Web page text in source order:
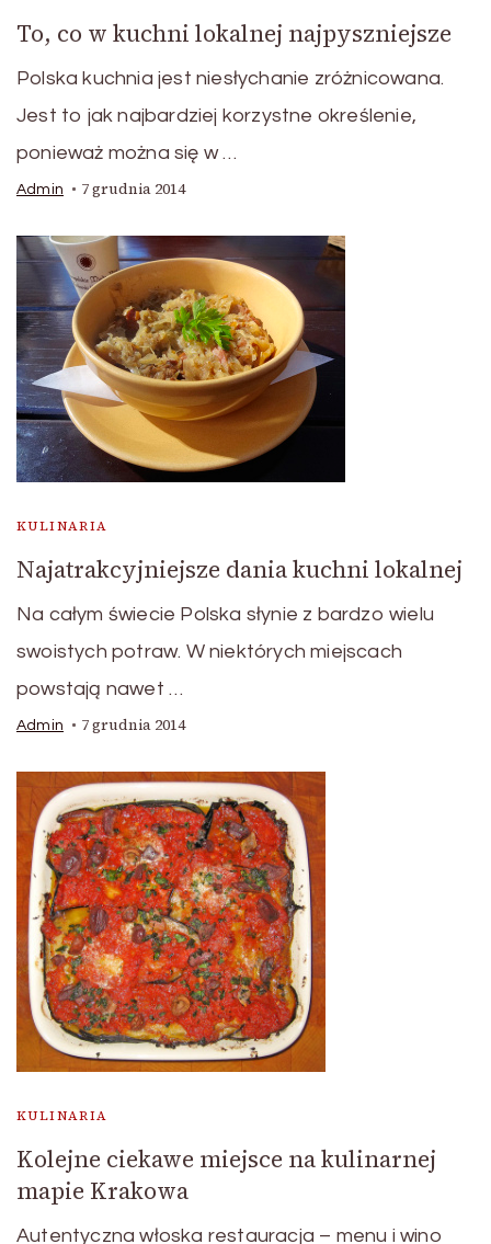
To, co w kuchni lokalnej najpyszniejsze
Polska kuchnia jest niesłychanie zróżnicowana.
Jest to jak najbardziej korzystne określenie,
ponieważ można się w …
Admin 7 grudnia 2014
KULINARIA
Najatrakcyjniejsze dania kuchni lokalnej
Na całym świecie Polska słynie z bardzo wielu
swoistych potraw. W niektórych miejscach
powstają nawet …
Admin 7 grudnia 2014
KULINARIA
Kolejne ciekawe miejsce na kulinarnej
mapie Krakowa
Autentyczna włoska restauracja – menu i wino